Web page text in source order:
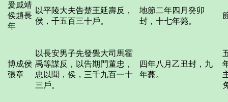
爰戚靖
侯趙長
年
以平陵大夫告楚王延壽反，
侯，千五百三十戶。
地節二年四月癸卯
封，十七年薨。
博成侯
張章
以長安男子先發覺大司馬霍
禹等謀反，以告期門董忠，
忠以聞，侯，三千九百一十
三戶。
四年八月乙丑封，九
年薨。